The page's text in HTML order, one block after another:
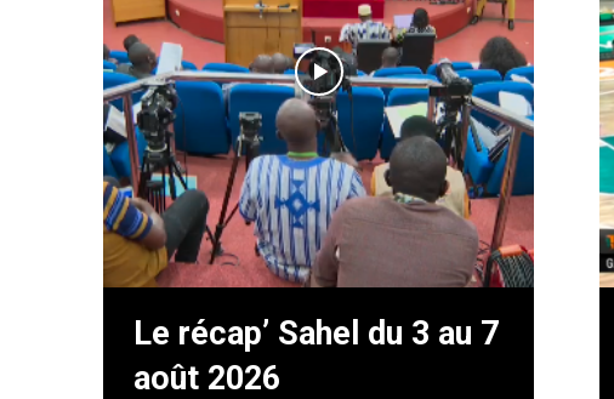
Le récap’ Sahel du 3 au 7
août 2026